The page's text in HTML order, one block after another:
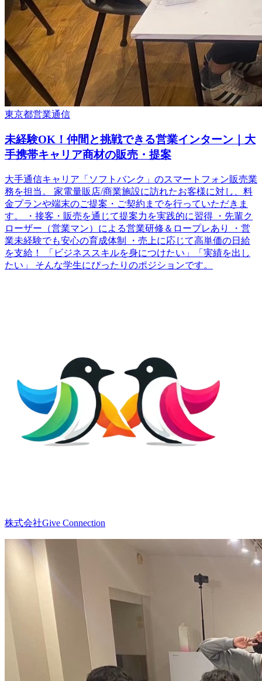
東京都営業通信
未経験OK！仲間と挑戦できる営業インターン｜大
手携帯キャリア商材の販売・提案
大手通信キャリア「ソフトバンク」のスマートフォン販売業
務を担当。 家電量販店/商業施設に訪れたお客様に対し、料
金プランや端末のご提案・ご契約までを行っていただきま
す。 ・接客・販売を通じて提案力を実践的に習得 ・先輩ク
ローザー（営業マン）による営業研修＆ロープレあり ・営
業未経験でも安心の育成体制 ・売上に応じて高単価の日給
を支給！ 「ビジネススキルを身につけたい」「実績を出し
たい」 そんな学生にぴったりのポジションです。
株式会社Give Connection